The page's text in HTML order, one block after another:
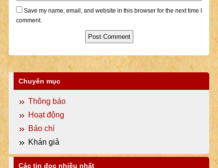
Save my name, email, and website in this browser for the next time I
comment.
Chuyên mục
Thông báo
Hoạt động
Báo chí
Khán giả
Các tin đọc nhiều nhất